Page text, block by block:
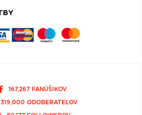
167,267 FANÚŠIKOV
319,000 ODOBERATEĽOV